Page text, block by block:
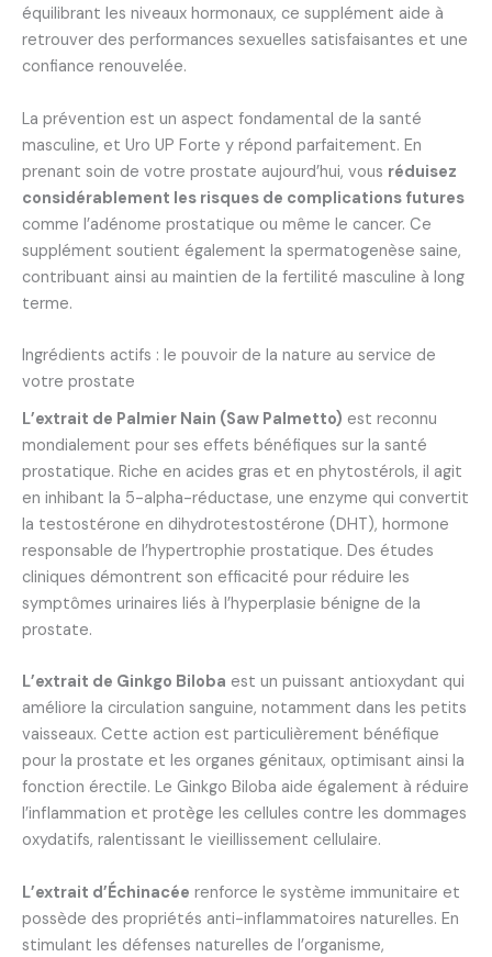
équilibrant les niveaux hormonaux, ce supplément aide à
retrouver des performances sexuelles satisfaisantes et une
confiance renouvelée.
La prévention est un aspect fondamental de la santé
masculine, et Uro UP Forte y répond parfaitement. En
prenant soin de votre prostate aujourd’hui, vous réduisez
considérablement les risques de complications futures
comme l’adénome prostatique ou même le cancer. Ce
supplément soutient également la spermatogenèse saine,
contribuant ainsi au maintien de la fertilité masculine à long
terme.
Ingrédients actifs : le pouvoir de la nature au service de
votre prostate
L’extrait de Palmier Nain (Saw Palmetto) est reconnu
mondialement pour ses effets bénéfiques sur la santé
prostatique. Riche en acides gras et en phytostérols, il agit
en inhibant la 5-alpha-réductase, une enzyme qui convertit
la testostérone en dihydrotestostérone (DHT), hormone
responsable de l’hypertrophie prostatique. Des études
cliniques démontrent son efficacité pour réduire les
symptômes urinaires liés à l’hyperplasie bénigne de la
prostate.
L’extrait de Ginkgo Biloba est un puissant antioxydant qui
améliore la circulation sanguine, notamment dans les petits
vaisseaux. Cette action est particulièrement bénéfique
pour la prostate et les organes génitaux, optimisant ainsi la
fonction érectile. Le Ginkgo Biloba aide également à réduire
l’inflammation et protège les cellules contre les dommages
oxydatifs, ralentissant le vieillissement cellulaire.
L’extrait d’Échinacée renforce le système immunitaire et
possède des propriétés anti-inflammatoires naturelles. En
stimulant les défenses naturelles de l’organisme,